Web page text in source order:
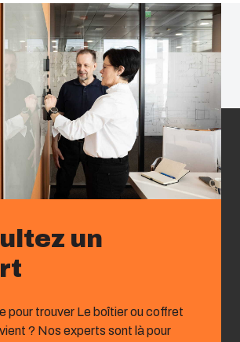
un
pour trouver Le boîtier ou coffret
? Nos experts sont là pour